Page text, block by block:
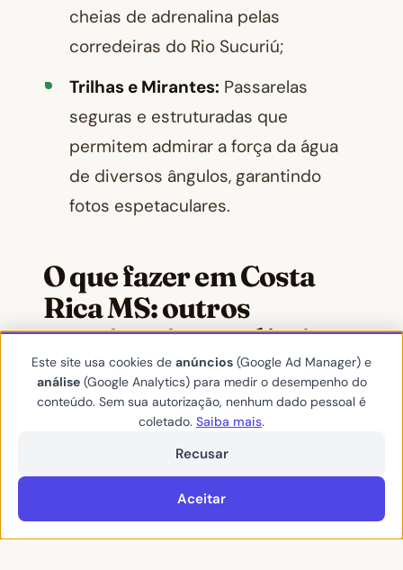
cheias de adrenalina pelas
corredeiras do Rio Sucuriú;
Trilhas e Mirantes: Passarelas
seguras e estruturadas que
permitem admirar a força da água
de diversos ângulos, garantindo
fotos espetaculares.
O que fazer em Costa
Rica MS: outros
atrativos imperdíveis
A lista de riquezas do município não
para por aí. Se você tiver mais dias no
Canyon do Engano:um vale
Este site usa cookies de anúncios (Google Ad Manager) e
análise(Google Analytics) para medir o desempenho do
conteúdo. Sem sua autorização, nenhum dado pessoal é
coletado. Saiba mais.
Recusar
Aceitar